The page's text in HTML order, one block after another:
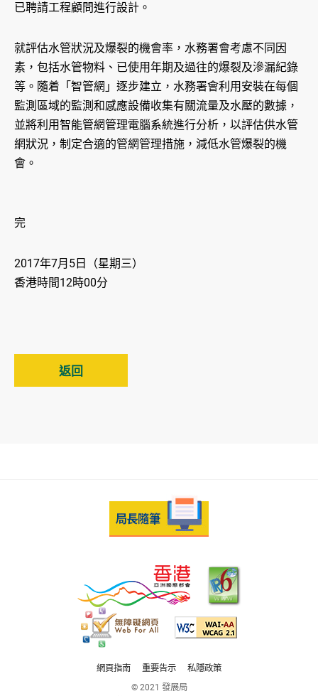
已聘請工程顧問進行設計。
就評估水管狀況及爆裂的機會率，水務署會考慮不同因
素，包括水管物料、已使用年期及過往的爆裂及滲漏紀錄
等。隨着「智管網」逐步建立，水務署會利用安裝在每個
監測區域的監測和感應設備收集有關流量及水壓的數據，
並將利用智能管網管理電腦系統進行分析，以評估供水管
網狀況，制定合適的管網管理措施，減低水管爆裂的機
會。
完
2017年7月5日（星期三）
香港時間12時00分
返回
網頁指南 重要告示
私隱政策
© 2021 發展局